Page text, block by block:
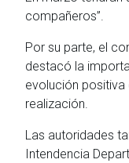
compañeros”.
Por su parte, el
destacó la
evolución positiva
realización.
Las autoridades
Intendencia